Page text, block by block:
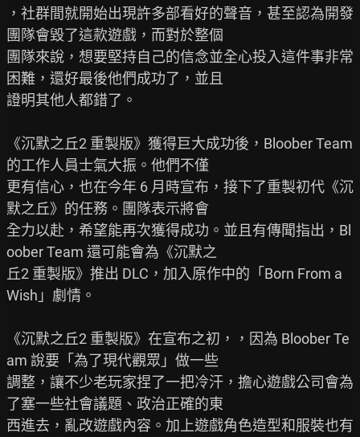
，社群間就開始出現許多部看好的聲音，甚至認為開發
團隊會毀了這款遊戲，而對於整個
團隊來說，想要堅持自己的信念並全心投入這件事非常
困難，還好最後他們成功了，並且
證明其他人都錯了。
《沉默之丘2 重製版》獲得巨大成功後，Bloober Team
的工作人員士氣大振。他們不僅
更有信心，也在今年 6 月時宣布，接下了重製初代《沉
默之丘》的任務。團隊表示將會
全力以赴，希望能再次獲得成功。並且有傳聞指出，Bl
oober Team 還可能會為《沉默之
丘2 重製版》推出 DLC，加入原作中的「Born From a
Wish」劇情。
《沉默之丘2 重製版》在宣布之初，，因為 Bloober Te
am 說要「為了現代觀眾」做一些
調整，讓不少老玩家捏了一把冷汗，擔心遊戲公司會為
了塞一些社會議題、政治正確的東
西進去，亂改遊戲內容。加上遊戲角色造型和服裝也有